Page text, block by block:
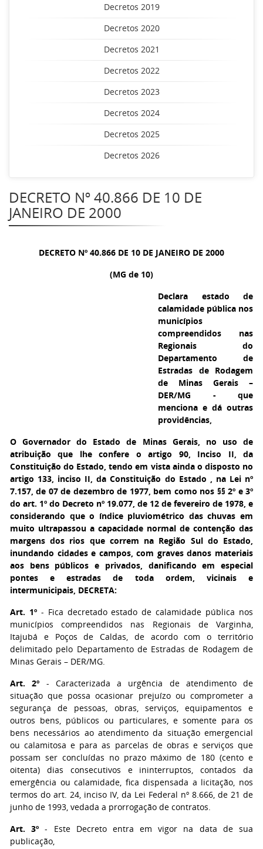
Decretos 2019
Decretos 2020
Decretos 2021
Decretos 2022
Decretos 2023
Decretos 2024
Decretos 2025
Decretos 2026
DECRETO Nº 40.866 DE 10 DE
JANEIRO DE 2000
DECRETO Nº 40.866 DE 10 DE JANEIRO DE 2000
(MG de 10)
Declara estado de
calamidade pública nos
municípios
compreendidos nas
Regionais do
Departamento de
Estradas de Rodagem
de Minas Gerais –
DER/MG - que
menciona e dá outras
providências,
O Governador do Estado de Minas Gerais, no uso de
atribuição que lhe confere o artigo 90, Inciso II, da
Constituição do Estado, tendo em vista ainda o disposto no
artigo 133, inciso II, da Constituição do Estado , na Lei nº
7.157, de 07 de dezembro de 1977, bem como nos §§ 2º e 3º
do art. 1º do Decreto nº 19.077, de 12 de fevereiro de 1978, e
considerando que o índice pluviométrico das chuvas em
muito ultrapassou a capacidade normal de contenção das
margens dos rios que correm na Região Sul do Estado,
inundando cidades e campos, com graves danos materiais
aos bens públicos e privados, danificando em especial
pontes e estradas de toda ordem, vicinais e
intermunicipais, DECRETA:
Art. 1º- Fica decretado estado de calamidade pública nos
municípios compreendidos nas Regionais de Varginha,
Itajubá e Poços de Caldas, de acordo com o território
delimitado pelo Departamento de Estradas de Rodagem de
Minas Gerais – DER/MG.
Art. 2º - Caracterizada a urgência de atendimento de
situação que possa ocasionar prejuízo ou comprometer a
segurança de pessoas, obras, serviços, equipamentos e
outros bens, públicos ou particulares, e somente para os
bens necessários ao atendimento da situação emergencial
ou calamitosa e para as parcelas de obras e serviços que
possam ser concluídas no prazo máximo de 180 (cento e
oitenta) dias consecutivos e ininterruptos, contados da
emergência ou calamidade, fica dispensada a licitação, nos
termos do art. 24, inciso IV, da Lei Federal nº 8.666, de 21 de
junho de 1993, vedada a prorrogação de contratos.
Art. 3º - Este Decreto entra em vigor na data de sua
publicação,